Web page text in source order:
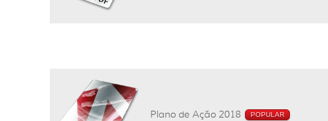
Plano de Ação 2018 POPULAR